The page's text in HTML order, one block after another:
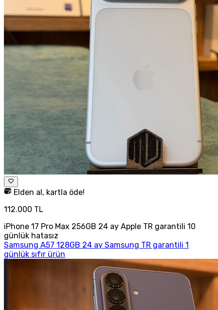
Elden al, kartla öde!
112.000 TL
iPhone 17 Pro Max 256GB 24 ay Apple TR garantili 10
günlük hatasız
Samsung A57 128GB 24 ay Samsung TR garantili 1
günlük sıfır ürün